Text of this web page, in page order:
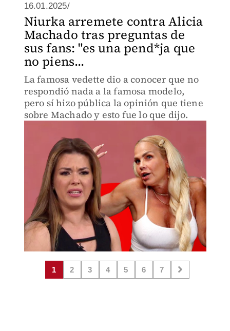
16.01.2025/
Niurka arremete contra Alicia
Machado tras preguntas de
sus fans: "es una pend*ja que
no piens...
La famosa vedette dio a conocer que no
respondió nada a la famosa modelo,
pero sí hizo pública la opinión que tiene
sobre Machado y esto fue lo que dijo.
1 2 3 4 5 6 7